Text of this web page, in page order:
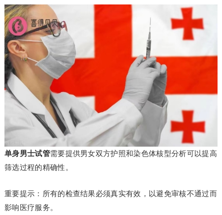
单身男士试管需要提供男女双方护照和染色体核型分析可以提高
筛选过程的精确性。
重要提示：所有的检查结果必须真实有效，以避免审核不通过而
影响医疗服务。